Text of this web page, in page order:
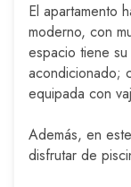
El apartamento
moderno, con
espacio tiene
acondicionado;
equipada con
Además, en
disfrutar de